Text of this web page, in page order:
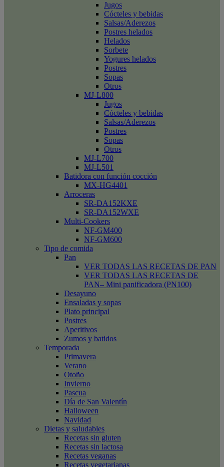
Jugos
Cócteles y bebidas
Salsas/Aderezos
Postres helados
Helados
Sorbete
Yogures helados
Postres
Sopas
Otros
MJ-L800
Jugos
Cócteles y bebidas
Salsas/Aderezos
Postres
Sopas
Otros
MJ-L700
MJ-L501
Batidora con función cocción
MX-HG4401
Arroceras
SR-DA152KXE
SR-DA152WXE
Multi-Cookers
NF-GM400
NF-GM600
Tipo de comida
Pan
VER TODAS LAS RECETAS DE PAN
VER TODAS LAS RECETAS DE
PAN– Mini panificadora (PN100)
Desayuno
Ensaladas y sopas
Plato principal
Postres
Aperitivos
Zumos y batidos
Temporada
Primavera
Verano
Otoño
Invierno
Pascua
Día de San Valentín
Halloween
Navidad
Dietas y saludables
Recetas sin gluten
Recetas sin lactosa
Recetas veganas
Recetas vegetarianas